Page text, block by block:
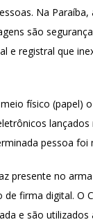
Na
são
e registral que
físico (papel)
pessoa
presente no
firma digital. O
e são